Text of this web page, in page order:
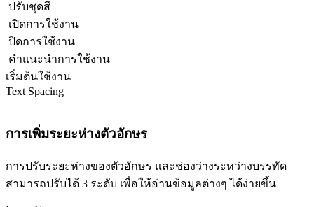
ปรับชุดสี
เปิดการใช้งาน
ปิดการใช้งาน
คำแนะนำการใช้งาน
เริ่มต้นใช้งาน
Text Spacing
การเพิ่มระยะห่างตัวอักษร
การปรับระยะห่างของตัวอักษร และช่องว่างระหว่างบรรทัด
สามารถปรับได้ 3 ระดับ เพื่อให้อ่านข้อมูลต่างๆ ได้ง่ายขึ้น